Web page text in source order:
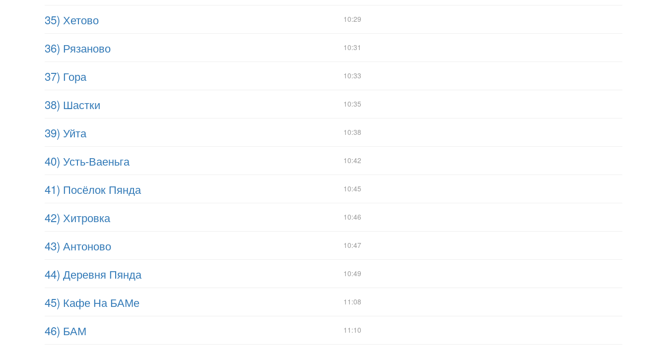
35) Хетово 10:29
36) Рязаново 10:31
37) Гора 10:33
38) Шастки 10:35
39) Уйта 10:38
40) Усть-Ваеньга 10:42
41) Посёлок Пянда 10:45
42) Хитровка 10:46
43) Антоново 10:47
44) Деревня Пянда 10:49
45) Кафе На БАМе 11:08
46) БАМ 11:10